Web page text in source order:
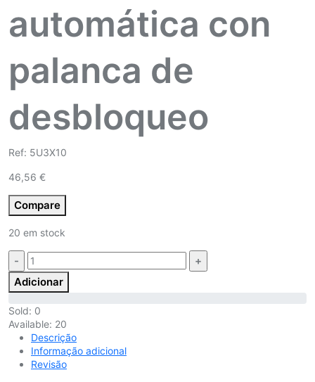
automática con
palanca de
desbloqueo
Ref: 5U3X10
46,56 €
Compare
20 em stock
Quantidade:
Adicionar
Sold: 0
Available: 20
Descrição
Informação adicional
Revisão